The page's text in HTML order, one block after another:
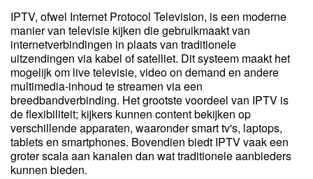
IPTV, ofwel Internet Protocol Television, is een moderne
manier van televisie kijken die gebruikmaakt van
internetverbindingen in plaats van traditionele
uitzendingen via kabel of satelliet. Dit systeem maakt het
mogelijk om live televisie, video on demand en andere
multimedia-inhoud te streamen via een
breedbandverbinding. Het grootste voordeel van IPTV is
de flexibiliteit; kijkers kunnen content bekijken op
verschillende apparaten, waaronder smart tv's, laptops,
tablets en smartphones. Bovendien biedt IPTV vaak een
groter scala aan kanalen dan wat traditionele aanbieders
kunnen bieden.